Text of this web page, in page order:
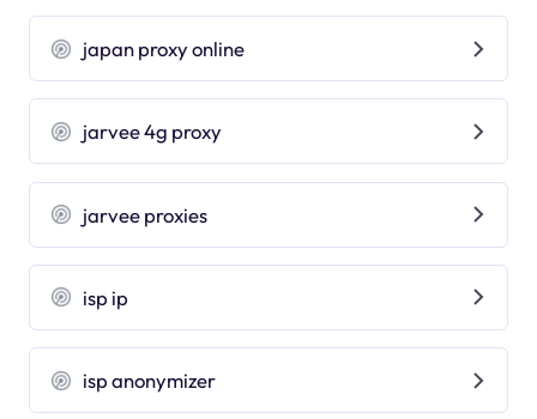
japan proxy online
jarvee 4g proxy
jarvee proxies
isp ip
isp anonymizer